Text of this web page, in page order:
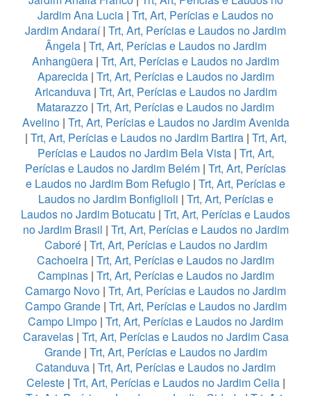
Jardim Ana Lucia | Trt, Art, Perícias e Laudos no
Jardim Andaraí| Trt, Art, Perícias e Laudos no Jardim
Ângela| Trt, Art, Perícias e Laudos no Jardim
Anhangüera | Trt, Art, Perícias e Laudos no Jardim
Aparecida| Trt, Art, Perícias e Laudos no Jardim
Aricanduva| Trt, Art, Perícias e Laudos no Jardim
Matarazzo | Trt, Art, Perícias e Laudos no Jardim
Avelino| Trt, Art, Perícias e Laudos no Jardim Avenida
| Trt, Art, Perícias e Laudos no Jardim Bartira| Trt, Art,
Perícias e Laudos no Jardim Bela Vista| Trt, Art,
Perícias e Laudos no Jardim Belém | Trt, Art, Perícias
e Laudos no Jardim Bom Refugio | Trt, Art, Perícias e
Laudos no Jardim Bonfiglioli | Trt, Art, Perícias e
Laudos no Jardim Botucatu | Trt, Art, Perícias e Laudos
no Jardim Brasil | Trt, Art, Perícias e Laudos no Jardim
Caboré| Trt, Art, Perícias e Laudos no Jardim
Cachoeira | Trt, Art, Perícias e Laudos no Jardim
Campinas| Trt, Art, Perícias e Laudos no Jardim
Camargo Novo | Trt, Art, Perícias e Laudos no Jardim
Campo Grande| Trt, Art, Perícias e Laudos no Jardim
Campo Limpo | Trt, Art, Perícias e Laudos no Jardim
Caravelas| Trt, Art, Perícias e Laudos no Jardim Casa
Grande| Trt, Art, Perícias e Laudos no Jardim
Catanduva | Trt, Art, Perícias e Laudos no Jardim
Celeste| Trt, Art, Perícias e Laudos no Jardim Celia|